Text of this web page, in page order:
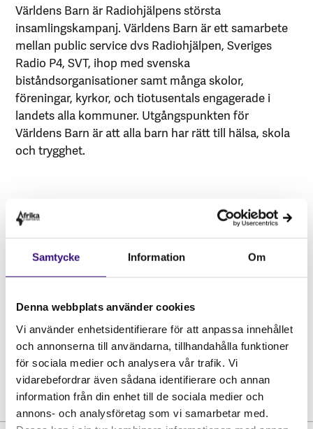
Samtycke Information Om
Denna webbplats använder cookies
Vi använder enhetsidentifierare för att anpassa innehållet
och annonserna till användarna, tillhandahålla funktioner
för sociala medier och analysera vår trafik. Vi
vidarebefordrar även sådana identifierare och annan
information från din enhet till de sociala medier och
annons- och analysföretag som vi samarbetar med.
Världens Barn är Radiohjälpens största
insamlingskampanj. Världens Barn är ett samarbete
mellan public service dvs Radiohjälpen, Sveriges
Radio P4, SVT, ihop med svenska
biståndsorganisationer samt många skolor,
föreningar, kyrkor, och tiotusentals engagerade i
landets alla kommuner. Utgångspunkten för
Världens Barn är att alla barn har rätt till hälsa, skola
och trygghet.
Om evenemanget
Datum:1 OKT 2021
Tid:20.00 – 22.00
Plats:SVT1